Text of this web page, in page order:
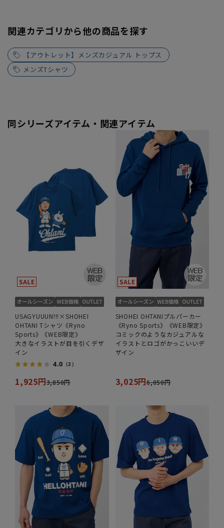
関連カテゴリから他の商品を探す
【アウトレット】メンズカジュアル トップス
メンズTシャツ
同シリーズアイテム・関連アイテム
USAGYUUUN!!!×SHOHEI
OHTANI Tシャツ《Ryno
Sports》《WEB限定》
大きなイラストが目を引くデザ
イン
4.0 （2）
1,925円3,850円
SHOHEI OHTANIプルパーカー
《Ryno Sports》《WEB限定》
コミックのようなカジュアルな
イラストとロゴがかっこいいデ
ザイン
3,025円6,050円